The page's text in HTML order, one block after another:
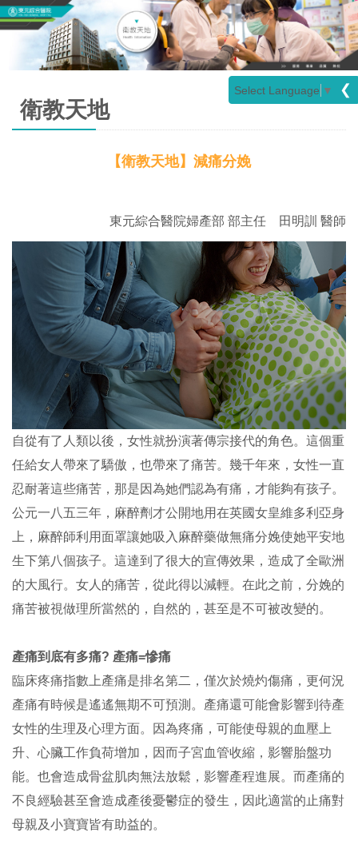
Select Language ▼ ❮
衛教天地
【衛教天地】減痛分娩
東元綜合醫院婦產部 部主任 田明訓 醫師
自從有了人類以後，女性就扮演著傳宗接代的角色。這個重
任給女人帶來了驕傲，也帶來了痛苦。幾千年來，女性一直
忍耐著這些痛苦，那是因為她們認為有痛，才能夠有孩子。
公元一八五三年，麻醉劑才公開地用在英國女皇維多利亞身
上，麻醉師利用面罩讓她吸入麻醉藥做無痛分娩使她平安地
生下第八個孩子。這達到了很大的宣傳效果，造成了全歐洲
的大風行。女人的痛苦，從此得以減輕。在此之前，分娩的
痛苦被視做理所當然的，自然的，甚至是不可被改變的。
產痛到底有多痛? 產痛=慘痛
臨床疼痛指數上產痛是排名第二，僅次於燒灼傷痛，更何況
產痛有時候是遙遙無期不可預測。產痛還可能會影響到待產
女性的生理及心理方面。因為疼痛，可能使母親的血壓上
升、心臟工作負荷增加，因而子宮血管收縮，影響胎盤功
能。也會造成骨盆肌肉無法放鬆，影響產程進展。而產痛的
不良經驗甚至會造成產後憂鬱症的發生，因此適當的止痛對
母親及小寶寶皆有助益的。